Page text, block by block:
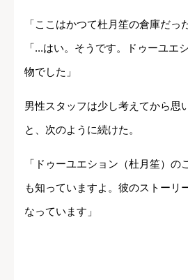
「ここはかつて杜月笙の倉庫だっ
「...はい。そうです。ドゥーユエ
物でした」
男性スタッフは少し考えてから思
と、次のように続けた。
「ドゥーユエション（杜月笙）の
も知っていますよ。彼のストーリ
なっています」